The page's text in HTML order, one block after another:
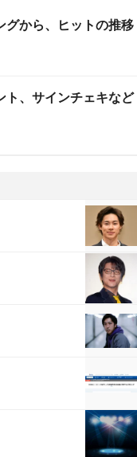
グから、ヒットの推移
ト、サインチェキなど